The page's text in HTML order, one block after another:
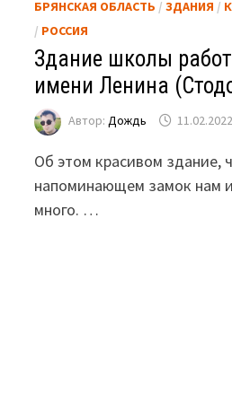
БРЯНСКАЯ ОБЛАСТЬ /ЗДАНИЯ /
/ РОССИЯ
Здание школы
имени Ленина
Автор:Дождь 11.02.2022
Об этом красивом здание,
напоминающем замок нам
много. …